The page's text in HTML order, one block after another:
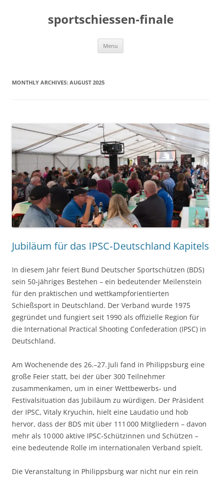
sportschiessen-finale
Menu
MONTHLY ARCHIVES: AUGUST 2025
Jubiläum für das IPSC‑Deutschland Kapitels
In diesem Jahr feiert Bund Deutscher Sportschützen (BDS)
sein 50‑jähriges Bestehen – ein bedeutender Meilenstein
für den praktischen und wettkampforientierten
Schießsport in Deutschland. Der Verband wurde 1975
gegründet und fungiert seit 1990 als offizielle Region für
die International Practical Shooting Confederation (IPSC) in
Deutschland.
Am Wochenende des 26.–27. Juli fand in Philippsburg eine
große Feier statt, bei der über 300 Teilnehmer
zusammenkamen, um in einer Wettbewerbs‑ und
Festivalsituation das Jubiläum zu würdigen. Der Präsident
der IPSC, Vitaly Kryuchin, hielt eine Laudatio und hob
hervor, dass der BDS mit über 111 000 Mitgliedern – davon
mehr als 10 000 aktive IPSC‑Schützinnen und Schützen –
eine bedeutende Rolle im internationalen Verband spielt.
Die Veranstaltung in Philippsburg war nicht nur ein rein